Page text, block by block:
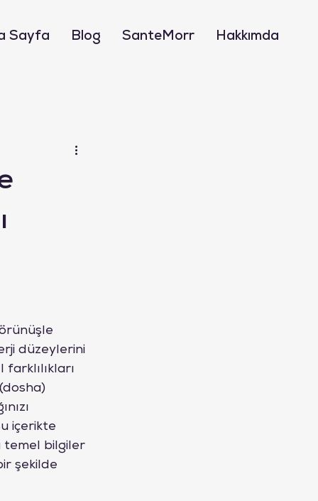
Sayfa Blog SanteMorr Hakkımda
düzeylerini
içerikte
temel bilgiler
şekilde